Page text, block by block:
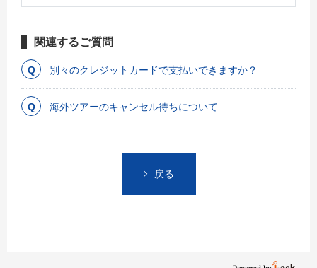
関連するご質問
別々のクレジットカードで支払いできますか？
海外ツアーのキャンセル待ちについて
戻る